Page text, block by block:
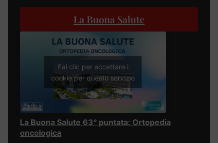
La Buona Salute
Fai clic per accettare i
cookie per questo servizio
La Buona Salute 63° puntata: Ortopedia
oncologica